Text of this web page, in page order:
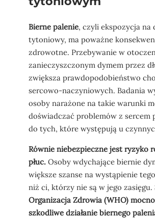
Bierne palenie, czyli ekspozycja na
tytoniowy, ma poważne
zdrowotne. Przebywanie w
zanieczyszczonym dymem przez
zwiększa prawdopodobieństwo
sercowo-naczyniowych. Badania
osoby narażone na takie warunki
doświadczać problemów z sercem
do tych, które występują u
Równie niebezpieczne jest ryzyko
płuc. Osoby wdychające biernie
większe szanse na wystąpienie
niż ci, którzy nie są w jego zasięgu.
Organizacja Zdrowia (WHO)
szkodliwe działanie biernego